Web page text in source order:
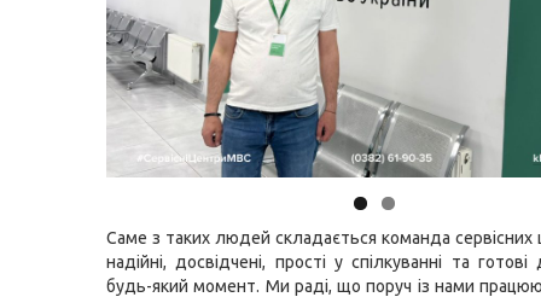
Саме з таких людей складається команда сервісних
надійні, досвідчені, прості у спілкуванні та
будь-який момент. Ми раді, що поруч із нами